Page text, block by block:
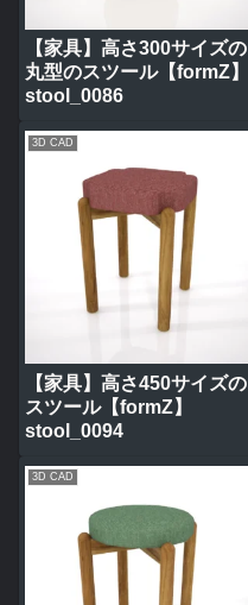
【家具】高さ300サイズの
丸型のスツール【formZ】
stool_0086
3D CAD
【家具】高さ450サイズの
スツール【formZ】
stool_0094
3D CAD